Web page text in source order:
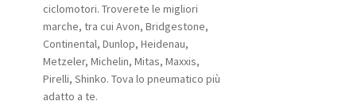
ciclomotori. Troverete le migliori
marche, tra cui Avon, Bridgestone,
Continental, Dunlop, Heidenau,
Metzeler, Michelin, Mitas, Maxxis,
Pirelli, Shinko. Tova lo pneumatico più
adatto a te.